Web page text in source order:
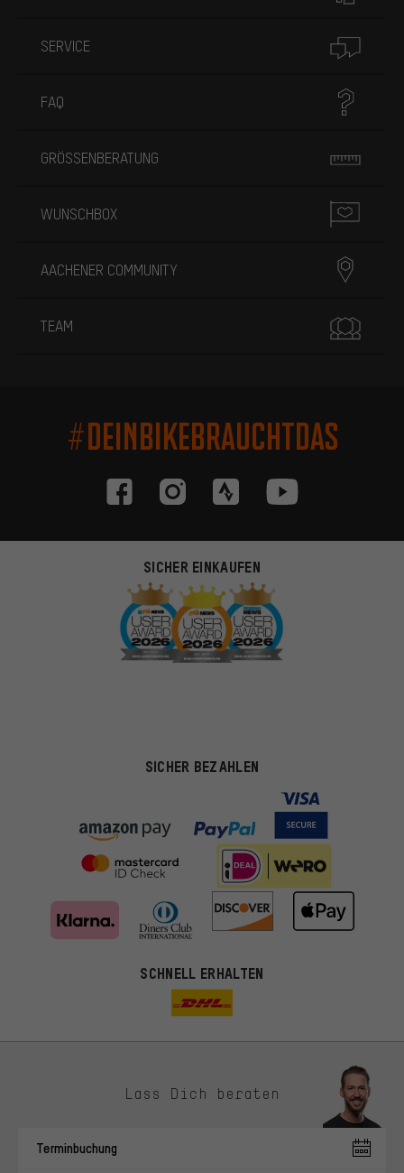
SERVICE
FAQ
GRÖSSENBERATUNG
WUNSCHBOX
AACHENER COMMUNITY
TEAM
#DEINBIKEBRAUCHTDAS
SICHER EINKAUFEN
SICHER BEZAHLEN
SCHNELL ERHALTEN
Lass Dich beraten
Terminbuchung
Du bekommst, statt zufälliger Werbung, genauer passende
Angebote von uns. Diese Cookies helfen uns, Deine Interessen